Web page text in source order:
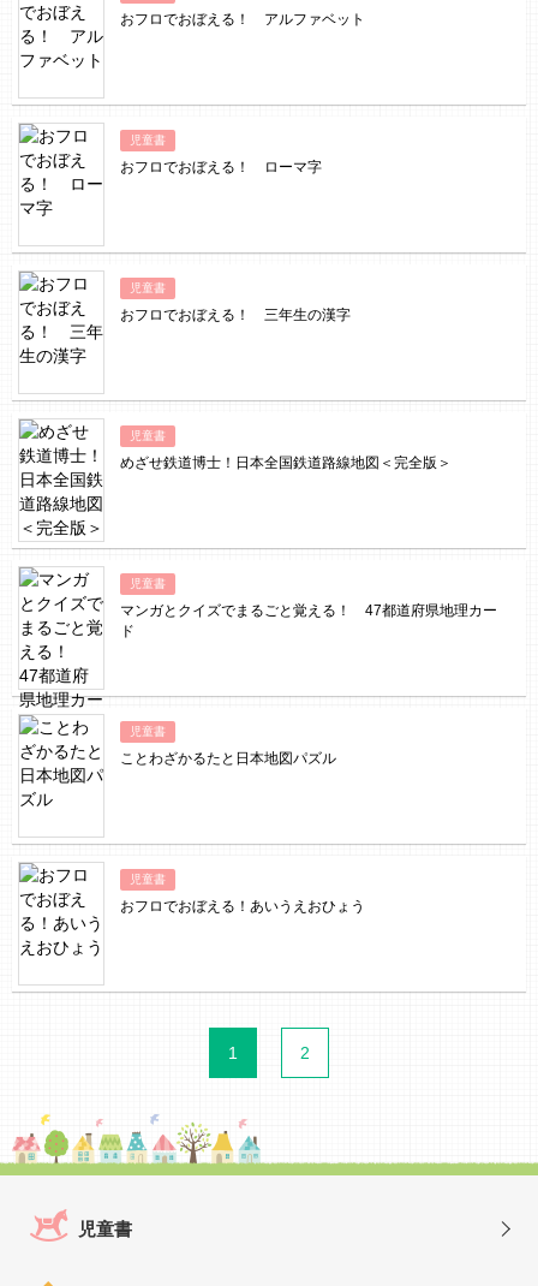
おフロでおぼえる！ アルファベット
児童書
おフロでおぼえる！ ローマ字
児童書
おフロでおぼえる！ 三年生の漢字
児童書
めざせ鉄道博士！日本全国鉄道路線地図＜完全版＞
児童書
マンガとクイズでまるごと覚える！ 47都道府県地理カー
ド
児童書
ことわざかるたと日本地図パズル
児童書
おフロでおぼえる！あいうえおひょう
1 2
児童書